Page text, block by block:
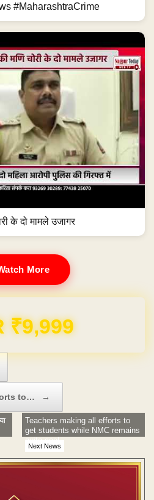
#MaharashtraCrime
के दो मामले उजागर
More
FREE for 1 Year
to… →
Next News
Teachers making all efforts to
get students while NMC remains
quite cool